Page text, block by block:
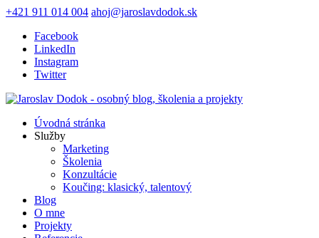
+421 911 014 004 ahoj@jaroslavdodok.sk
Facebook
LinkedIn
Instagram
Twitter
Úvodná stránka
Služby
Marketing
Školenia
Konzultácie
Koučing: klasický, talentový
Blog
O mne
Projekty